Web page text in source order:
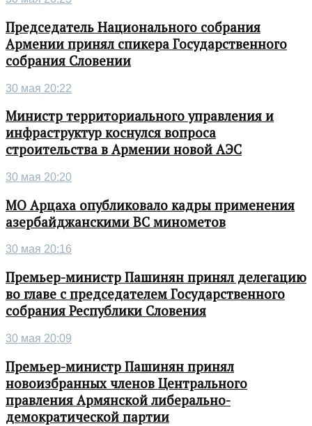
Председатель Национального собрания
Армении принял спикера Государственного
собрания Словении
30 мая 20:22
Министр территориального управления и
инфраструктур коснулся вопроса
строительства в Армении новой АЭС
30 мая 20:20
МО Арцаха опубликовало кадры применения
азербайджанскими ВС минометов
30 мая 20:16
Премьер-министр Пашинян принял делегацию
во главе с председателем Государственного
собрания Республики Словения
30 мая 20:09
Премьер-министр Пашинян принял
новоизбранных членов Центрального
правления Армянской либерально-
демократической партии